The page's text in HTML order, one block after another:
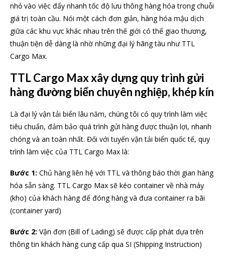
nhỏ vào việc đẩy nhanh tốc độ lưu thông hàng hóa trong chuỗi
giá trị toàn cầu. Nói một cách đơn giản, hàng hóa mậu dịch
giữa các khu vực khác nhau trên thế giới có thể giao thương,
thuận tiện dễ dàng là nhờ những đại lý hãng tàu như TTL
Cargo Max.
TTL Cargo Max xây dựng quy trình gửi
hàng đường biển chuyên nghiệp, khép kín
Là đại lý vận tải biển lâu năm, chúng tôi có quy trình làm việc
tiêu chuẩn, đảm bảo quá trình gửi hàng được thuận lợi, nhanh
chóng và an toàn nhất. Đối với tuyến vận tải biển quốc tế, quy
trình làm việc của TTL Cargo Max là:
Bước 1: Chủ hàng liên hệ với TTL và thông báo thời gian hàng
hóa sẵn sàng. TTL Cargo Max sẽ kéo container về nhà máy
(kho) của khách hàng để đóng hàng và đưa container ra bãi
(container yard)
Bước 2: Vận đơn (Bill of Lading) sẽ được cấp phát dựa trên
thông tin khách hàng cung cấp qua SI (Shipping Instruction)